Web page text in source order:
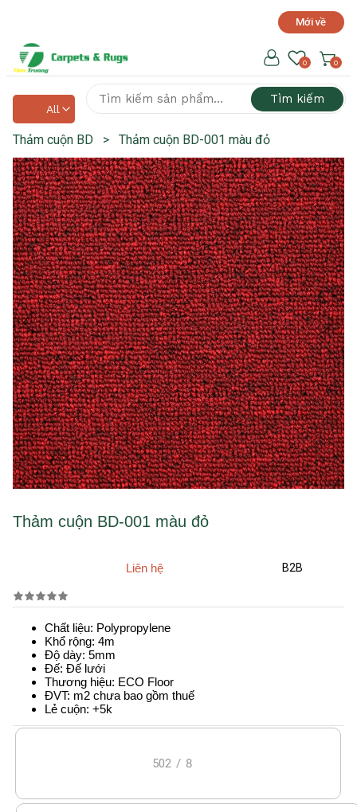
Tìm kiếm
0
0
All
Mới về
Thảm cuộn BD-001 màu đỏ
Liên hệ
Chất liệu: Polypropylene
Khổ rộng: 4m
Độ dày: 5mm
Đế: Đế lưới
Thương hiệu: ECO Floor
ĐVT: m2 chưa bao gồm thuế
Lẻ cuộn: +5k
502 8
/
B2B
Thảm cuộn BD > Thảm cuộn BD-001 màu đỏ